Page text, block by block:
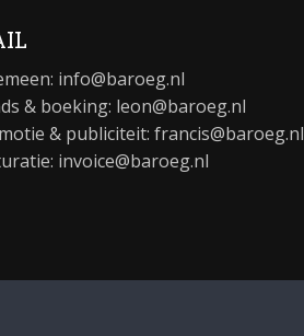
info@baroeg.nl
& boeking: leon@baroeg.nl
& publiciteit: francis@baroeg.nl
invoice@baroeg.nl